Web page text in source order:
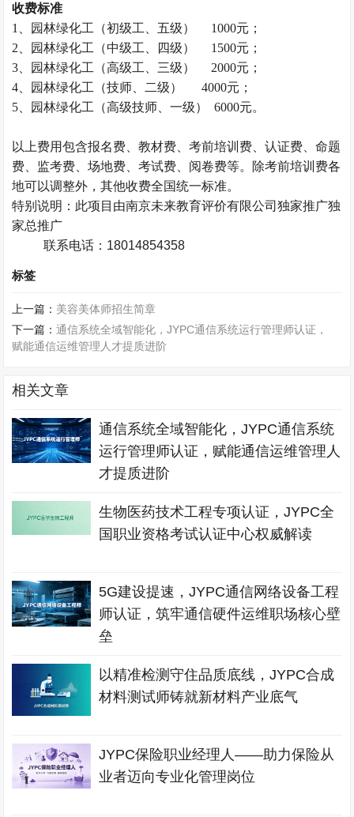
收费标准
1、 园林绿化工 （初级工、五级）
1000元；
2、 园林绿化工 （中级工、四级）
1500元；
3、 园林绿化工 （高级工、三级）
2000元；
4、 园林绿化工 （技师、二级）
4000元；
5、 园林绿化工 （高级技师、一级） 6000元。
以上费用包含报名费、教材费、考前培训费 、认证费、命题
费、监考费、场地费、考试费、阅卷费等。除考前培训费各
地可以调整外，其他收费全国统一标准。
特别说明：此项目由南京未来教育评价有限公司独家推广独
家总推广
联系电话：18014854358
标签
上一篇： 美容美体师招生简章
下一篇：通信系统全域智能化，JYPC通信系统运行管理师认证，
赋能通信运维管理人才提质进阶
相关文章
通信系统全域智能化，JYPC通信系统
运行管理师认证，赋能通信运维管理人
才提质进阶
生物医药技术工程专项认证，JYPC全
国职业资格考试认证中心权威解读
5G建设提速，JYPC通信网络设备工程
师认证，筑牢通信硬件运维职场核心壁
垒
以精准检测守住品质底线，JYPC合成
材料测试师铸就新材料产业底气
JYPC保险职业经理人——助力保险从
业者迈向专业化管理岗位